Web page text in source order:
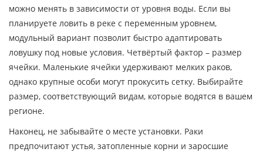
можно менять в зависимости от уровня воды. Если вы
планируете ловить в реке с переменным уровнем,
модульный вариант позволит быстро адаптировать
ловушку под новые условия. Четвёртый фактор – размер
ячейки. Маленькие ячейки удерживают мелких раков,
однако крупные особи могут прокусить сетку. Выбирайте
размер, соответствующий видам, которые водятся в вашем
регионе.
Наконец, не забывайте о месте установки. Раки
предпочитают устья, затопленные корни и заросшие